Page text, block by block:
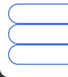
Pris
Flyreise